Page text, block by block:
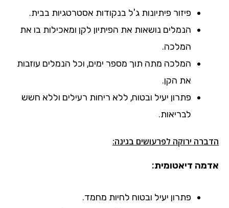
פיזור פיתיונות ג'ל בנקודות אסטרטגיות בבית.
הנמלים נושאות את הפיתיון לקן ומאכילות בו את
המלכה.
המלכה מתה תוך מספר ימים, וכל הנמלים עוזבות
את הקן.
פתרון יעיל ובטוח, ללא ריחות רעילים וללא חשש
לבריאות.
הדברה ירוקה לפרעושים בגינה:
אדמה דיאטומית:
פתרון יעיל ובטוח לחיות מחמד.